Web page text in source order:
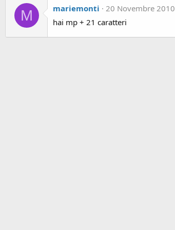
M mariemonti
20 Novembre 2010
hai mp + 21 caratteri